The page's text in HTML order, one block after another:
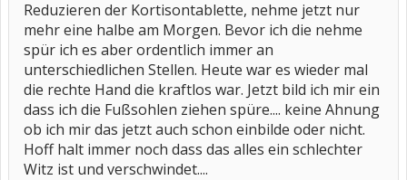
Reduzieren der Kortisontablette, nehme jetzt nur
mehr eine halbe am Morgen. Bevor ich die nehme
spür ich es aber ordentlich immer an
unterschiedlichen Stellen. Heute war es wieder mal
die rechte Hand die kraftlos war. Jetzt bild ich mir ein
dass ich die Fußsohlen ziehen spüre.... keine Ahnung
ob ich mir das jetzt auch schon einbilde oder nicht.
Hoff halt immer noch dass das alles ein schlechter
Witz ist und verschwindet....